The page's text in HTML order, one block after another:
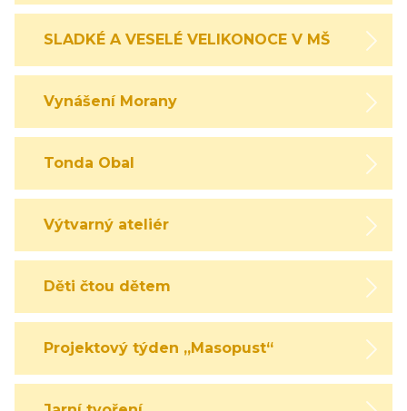
SLADKÉ A VESELÉ VELIKONOCE V MŠ
Vynášení Morany
Tonda Obal
Výtvarný ateliér
Děti čtou dětem
Projektový týden „Masopust“